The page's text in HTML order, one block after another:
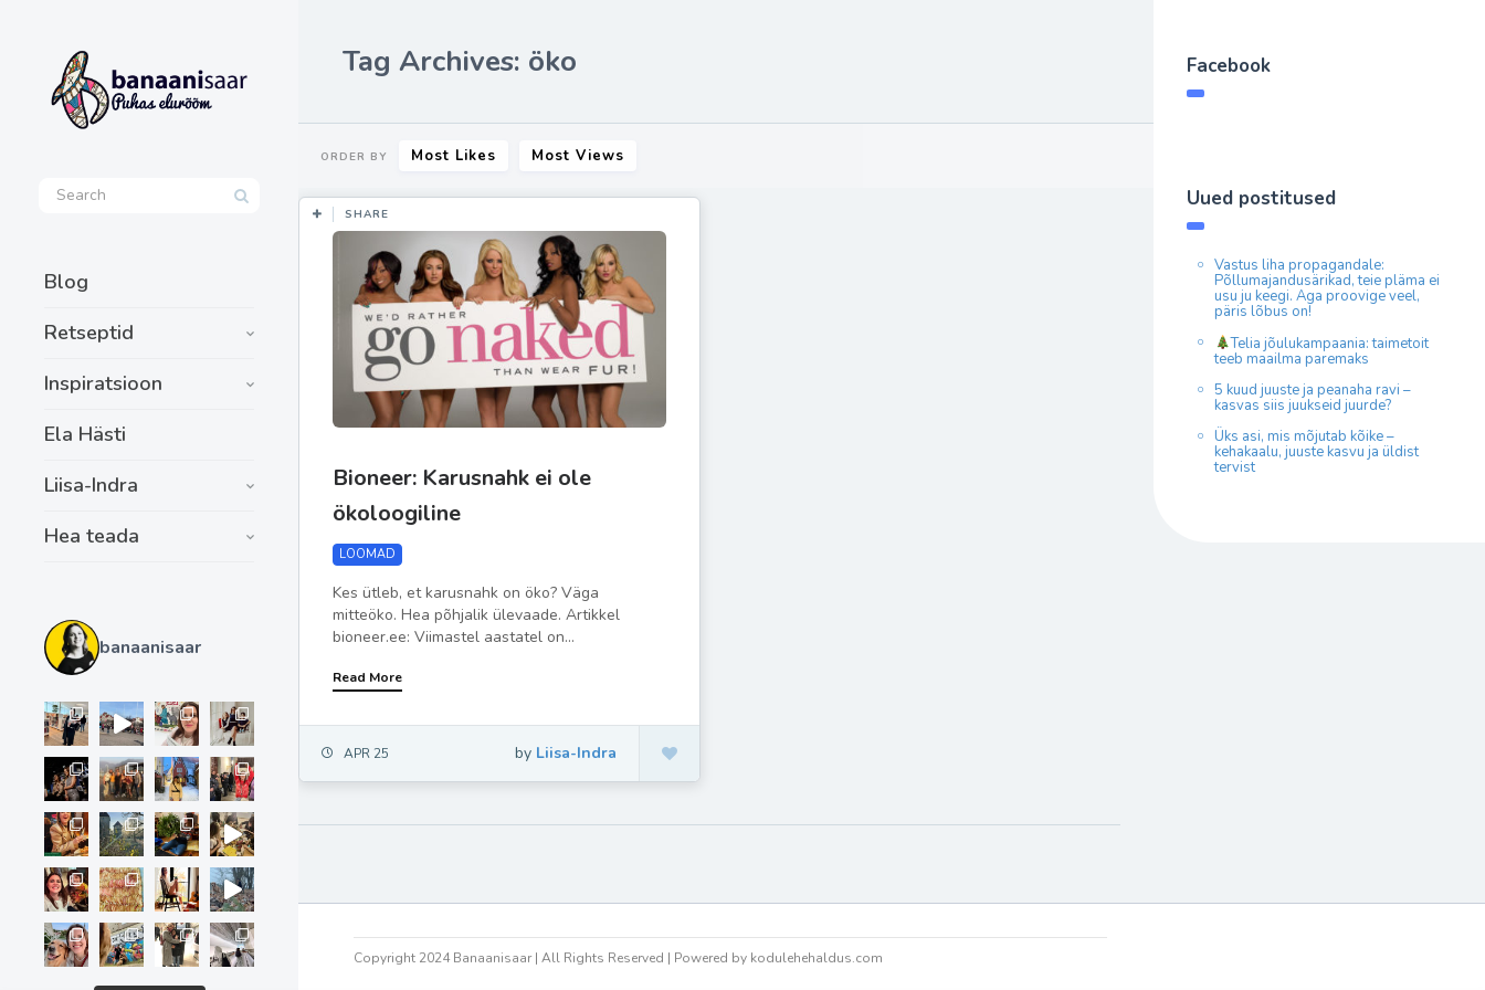
Blog
Retseptid
Inspiratsioon
Ela Hästi
Liisa-Indra
Hea teada
banaanisaar
Tag Archives: öko
ORDER BY Most Likes Most Views
SHARE
Bioneer: Karusnahk ei ole
ökoloogiline
LOOMAD
Kes ütleb, et karusnahk on öko? Väga
mitteöko. Hea põhjalik ülevaade. Artikkel
bioneer.ee: Viimastel aastatel on...
Read More
APR 25 by Liisa-Indra
Facebook
Uued postitused
Vastus liha propagandale:
Põllumajandusärikad, teie pläma ei
usu ju keegi. Aga proovige veel,
päris lõbus on!
Telia jõulukampaania: taimetoit
teeb maailma paremaks
5 kuud juuste ja peanaha ravi –
kasvas siis juukseid juurde?
Üks asi, mis mõjutab kõike –
kehakaalu, juuste kasvu ja üldist
tervist
Copyright 2024 Banaanisaar | All Rights Reserved | Powered by kodulehehaldus.com